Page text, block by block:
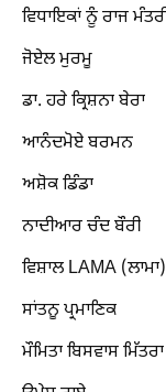
ਵਿਧਾਇਕਾਂ ਨੂੰ ਰਾਜ
ਜੋਏਲ ਮੁਰਮੂ
ਡਾ. ਹਰੇ ਕ੍ਰਿਸ਼ਨਾ ਬੇਰਾ
ਆਨੰਦਮੋਏ ਬਰਮਨ
ਅਸ਼ੋਕ ਡਿੰਡਾ
ਨਾਦੀਆਰ ਚੰਦ ਬੌਰੀ
ਵਿਸ਼ਾਲ LAMA (ਲਾਮਾ)
ਸਾਂਤਨੂ ਪ੍ਰਮਾਣਿਕ
ਮੌਮਿਤਾ ਬਿਸਵਾਸ